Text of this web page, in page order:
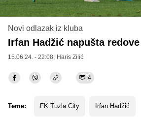
Novi odlazak iz kluba
Irfan Hadžić napušta
15.06.24. - 22:08, Haris Zilić
4
Teme: FK Tuzla City Irfan Hadžić